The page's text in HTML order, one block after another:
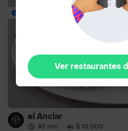
el Anclar
40 min · $ 10.000
Ver restaurantes